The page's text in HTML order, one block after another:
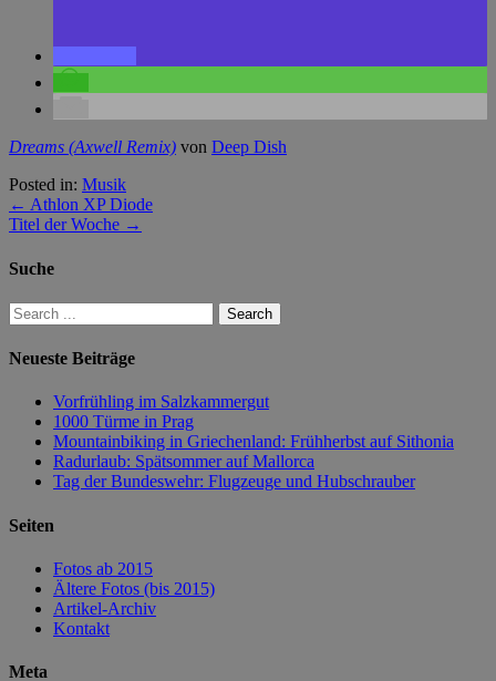
Dreams (Axwell Remix) von Deep Dish
Posted in: Musik
← Athlon XP Diode
Titel der Woche →
Suche
Neueste Beiträge
Vorfrühling im Salzkammergut
1000 Türme in Prag
Mountainbiking in Griechenland: Frühherbst auf Sithonia
Radurlaub: Spätsommer auf Mallorca
Tag der Bundeswehr: Flugzeuge und Hubschrauber
Seiten
Fotos ab 2015
Ältere Fotos (bis 2015)
Artikel-Archiv
Kontakt
Meta